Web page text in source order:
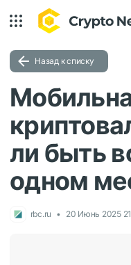
Назад к списку
ли быть
одном
rbc.ru 20 Июнь 2025